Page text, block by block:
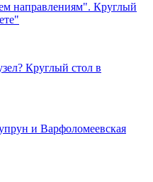
направлениям". Круглый
Круглый стол в
и Варфоломеевская